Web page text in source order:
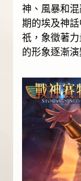
神、風暴和
期的埃及神
祇，象徵著
的形象逐漸